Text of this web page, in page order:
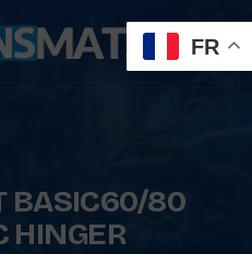
BASIC60/80
HINGER
FR